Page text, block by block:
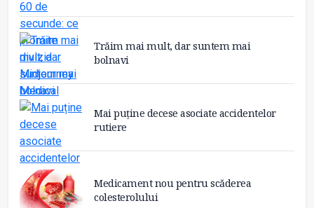
Trăim mai mult, dar suntem mai
bolnavi
Mai puține decese asociate accidentelor
rutiere
Medicament nou pentru scăderea
colesterolului